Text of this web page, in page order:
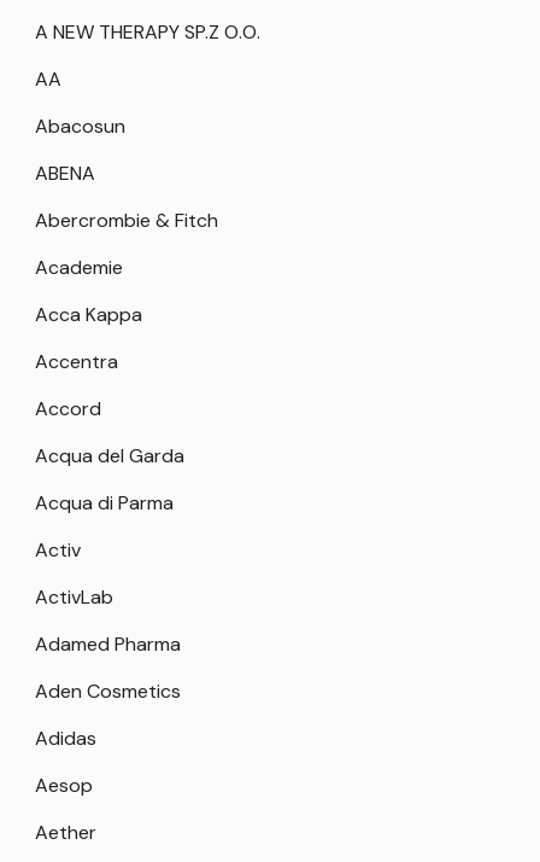
A NEW THERAPY SP.Z O.O.
AA
Abacosun
ABENA
Abercrombie & Fitch
Academie
Acca Kappa
Accentra
Accord
Acqua del Garda
Acqua di Parma
Activ
ActivLab
Adamed Pharma
Aden Cosmetics
Adidas
Aesop
Aether